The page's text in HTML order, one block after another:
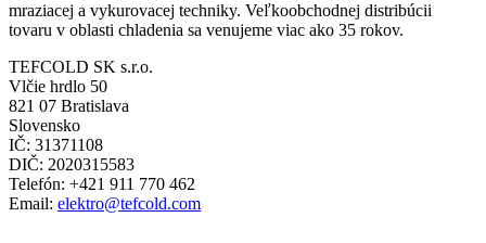
mraziacej a vykurovacej techniky. Veľkoobchodnej distribúcii
tovaru v oblasti chladenia sa venujeme viac ako 35 rokov.
TEFCOLD SK s.r.o.
Vlčie hrdlo 50
821 07 Bratislava
Slovensko
IČ: 31371108
DIČ: 2020315583
Telefón: +421 911 770 462
Email: elektro@tefcold.com